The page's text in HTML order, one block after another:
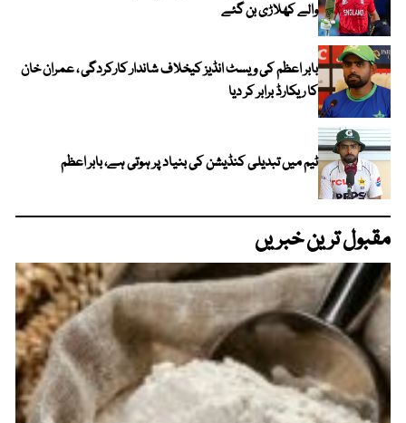
والے کھلاڑی بن گئے
بابر اعظم کی ویسٹ انڈیز کیخلاف شاندار کارکردگی ، عمران خان
کا ریکارڈ برابر کر دیا
ٹیم میں تبدیلی کنڈیشن کی بنیاد پر ہوتی ہے، بابر اعظم
مقبول ترین خبریں